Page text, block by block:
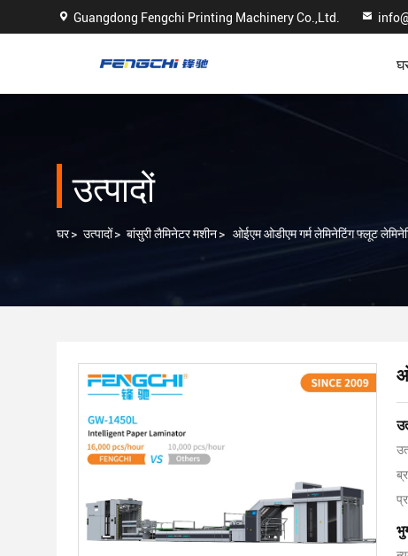
Guangdong Fengchi Printing Machinery Co.,Ltd.
उत्पादों
घर> उत्पादों> बांसुरी लैमिनेटर मशीन> ओईएम ओडीएम गर्म लेमिनेटिंग फ्लूट